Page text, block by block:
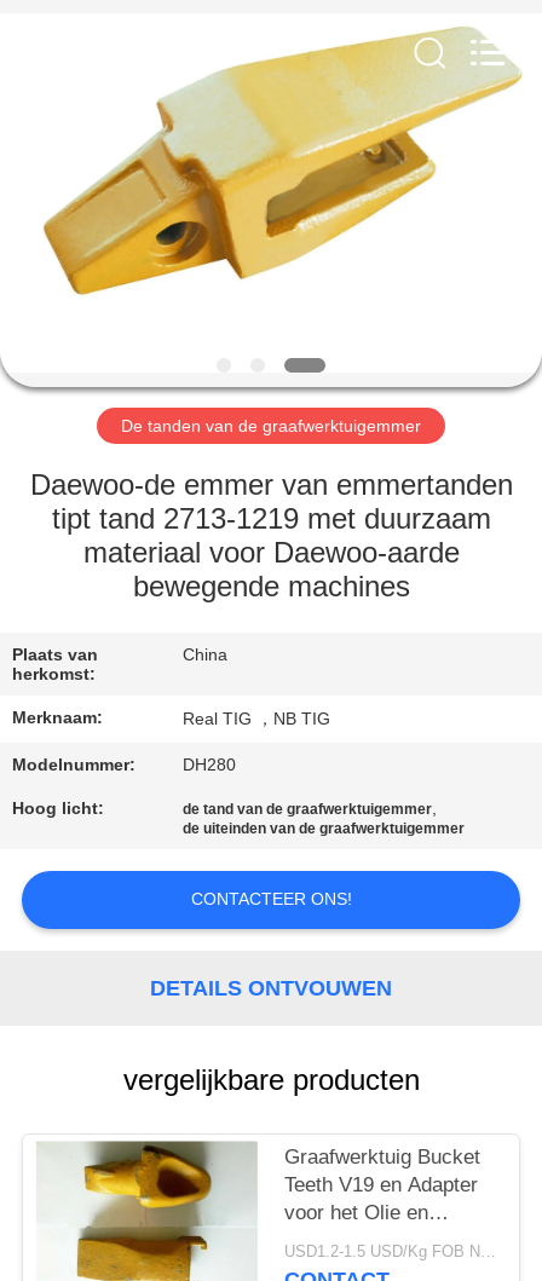
PRODUCTEN
ONGEVEER
FABRIEKSREIS
KWALITEITSCONTROLE
CONTACTEER
VERZOEK
OM
CITAAT
PRIVACY
De tanden van de graafwerktuigemmer
Daewoo-de emmer van emmertanden
tipt tand 2713-1219 met duurzaam
materiaal voor Daewoo-aarde
bewegende machines
Plaats van
herkomst:
China
Merknaam: Real TIG ，NB TIG
Modelnummer: DH280
Hoog licht: de tand van de graafwerktuigemmer,
de uiteinden van de graafwerktuigemmer
CONTACTEER ONS!
DETAILS ONTVOUWEN
vergelijkbare producten
Graafwerktuig Bucket
Teeth V19 en Adapter
voor het Olie en
Overzeese Boorwerk USD1.2-1.5 USD/Kg FOB Ningbo MOQ:2 ton